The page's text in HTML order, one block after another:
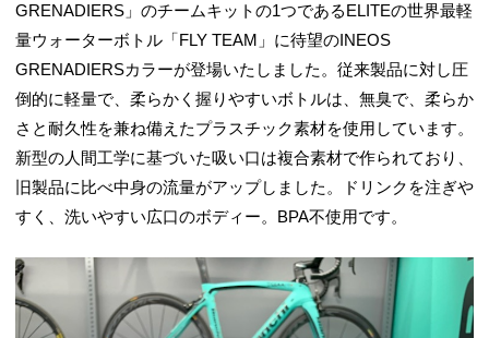
GRENADIERS」のチームキットの1つであるELITEの世界最軽
量ウォーターボトル「FLY TEAM」に待望のINEOS
GRENADIERSカラーが登場いたしました。従来製品に対し圧
倒的に軽量で、柔らかく握りやすいボトルは、無臭で、柔らか
さと耐久性を兼ね備えたプラスチック素材を使用しています。
新型の人間工学に基づいた吸い口は複合素材で作られており、
旧製品に比べ中身の流量がアップしました。ドリンクを注ぎや
すく、洗いやすい広口のボディー。BPA不使用です。